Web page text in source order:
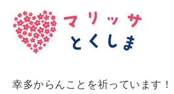
幸多からんことを祈っています！